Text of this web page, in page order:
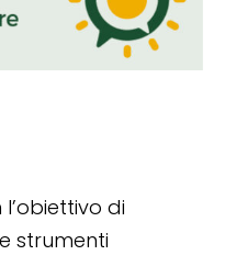
di
strumenti